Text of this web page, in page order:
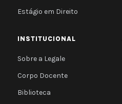
Estágio em Direito
INSTITUCIONAL
Sobre a Legale
Corpo Docente
Biblioteca